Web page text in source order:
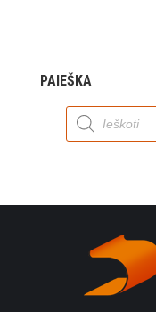
PAIEŠKA
Products
search